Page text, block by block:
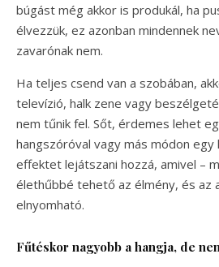
búgást még akkor is produkál, ha
élvezzük, ez azonban mindennek
zavarónak nem.
Ha teljes csend van a szobában,
televízió, halk zene vagy
nem tűnik fel. Sőt, érdemes lehet
hangszóróval vagy más módon
effektet lejátszani hozzá, amivel –
élethűbbé tehető az élmény, és az
elnyomható.
Fűtéskor nagyobb a hangja, de